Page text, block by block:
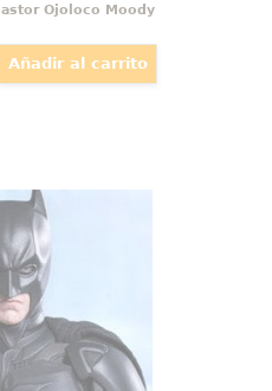
Ojoloco Moody
Wayne The
Rises DX 12 2012
detallada figura
de Batman
basado en la
The Dark Knight